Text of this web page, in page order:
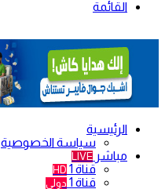
القائمة
الرئيسية
سياسة الخصوصية
مباشر LIVE
قناة 1 HD
قناة 1 دولي